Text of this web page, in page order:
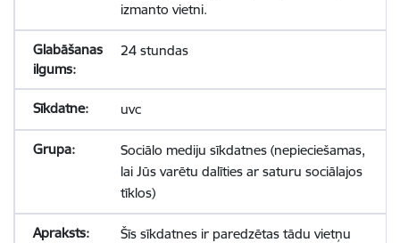
izmanto vietni.
24 stundas
uvc
Sociālo mediju sīkdatnes (nepieciešamas,
lai Jūs varētu dalīties ar saturu sociālajos
tīklos)
Šīs sīkdatnes ir paredzētas tādu vietņu